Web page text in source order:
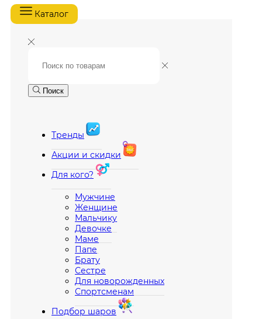
Каталог
Поиск
Тренды
Акции и скидки
Для кого?
Мужчине
Женщине
Мальчику
Девочке
Маме
Папе
Брату
Сестре
Для новорожденных
Спортсменам
Подбор шаров